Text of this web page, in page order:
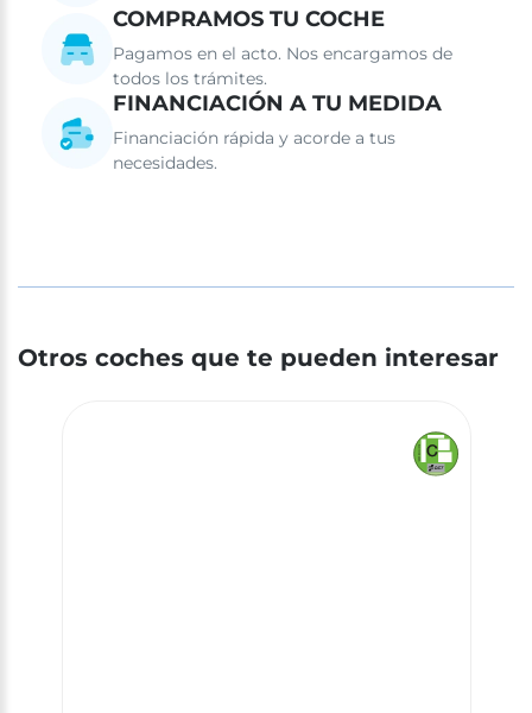
COMPRAMOS TU COCHE
Pagamos en el acto. Nos encargamos de
todos los trámites.
FINANCIACIÓN A TU MEDIDA
Financiación rápida y acorde a tus
necesidades.
Otros coches que te pueden interesar